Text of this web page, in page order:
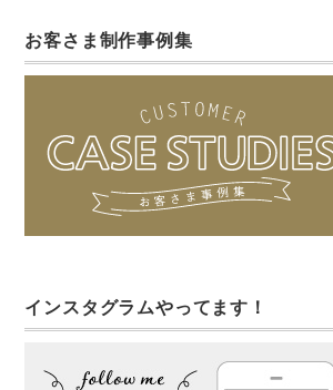
お客さま制作事例集
インスタグラムやってます！